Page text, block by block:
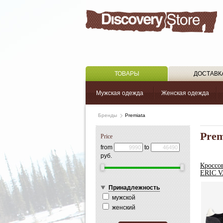
ТОВАРЫ
Мужская одежда Женская одежда
Бренды Premiata
ERIC
Price
from
to
руб.
Принадлежность
мужской
женский